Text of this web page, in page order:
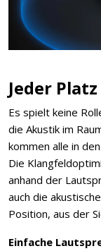
Jeder
Es spielt keine
die Akustik im
kommen alle in
Die
anhand der
auch die
Position, aus der
Einfache